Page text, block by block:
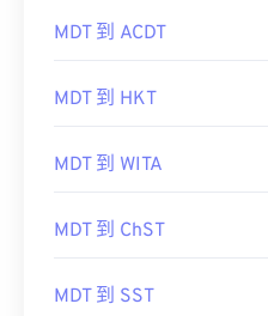
MDT 到 ACDT
MDT 到 HKT
MDT 到 WITA
MDT 到 ChST
MDT 到 SST